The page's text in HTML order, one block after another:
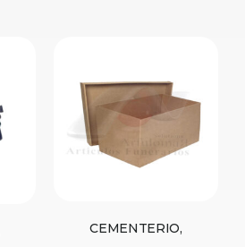
CEMENTERIO,